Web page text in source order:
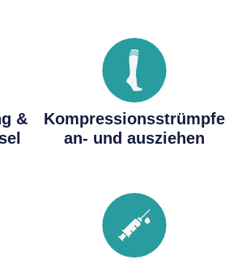
&
Kompressionsstrümpfe
an- und ausziehen